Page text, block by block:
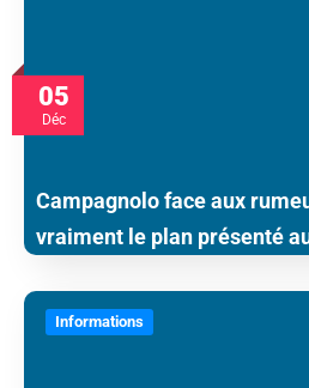
05
Déc
Campagnolo face aux
vraiment le plan présenté
Informations